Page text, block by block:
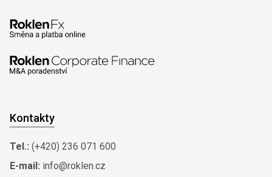
Kontakty
Tel.: (+420) 236 071 600
E-mail: info@roklen.cz